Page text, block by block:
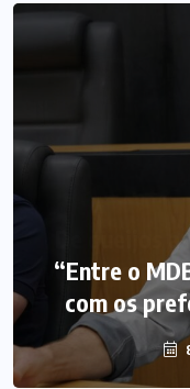
“Entre o
com os